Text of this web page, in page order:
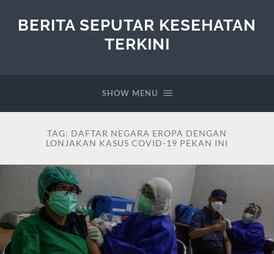
BERITA SEPUTAR KESEHATAN
TERKINI
SHOW MENU
TAG: DAFTAR NEGARA EROPA DENGAN
LONJAKAN KASUS COVID-19 PEKAN INI